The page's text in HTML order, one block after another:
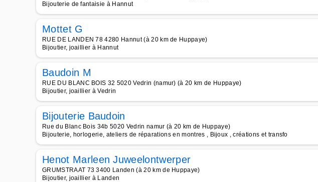
Bijouterie de fantaisie à Hannut
Mottet G
RUE DE LANDEN 78 4280 Hannut (à 20 km de Huppaye)
Bijoutier, joaillier à Hannut
Baudoin M
RUE DU BLANC BOIS 32 5020 Vedrin (namur) (à 20 km de Huppaye)
Bijoutier, joaillier à Vedrin
Bijouterie Baudoin
Rue du Blanc Bois 34b 5020 Vedrin namur (à 20 km de Huppaye)
Bijouterie, horlogerie, ateliers de réparations en montres , Bijoux , créations et transfo
Henot Marleen Juweelontwerper
GRUMSTRAAT 73 3400 Landen (à 20 km de Huppaye)
Bijoutier, joaillier à Landen